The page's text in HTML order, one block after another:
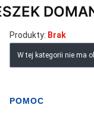
Produkty: Brak
Lista
W tej kategorii nie ma
Linki w stopce
POMOC